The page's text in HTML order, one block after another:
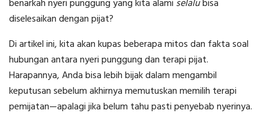
benarkah nyeri punggung yang kita alami selalubisa
diselesaikan dengan pijat?
Di artikel ini, kita akan kupas beberapa mitos dan fakta soal
hubungan antara nyeri punggung dan terapi pijat.
Harapannya, Anda bisa lebih bijak dalam mengambil
keputusan sebelum akhirnya memutuskan memilih terapi
pemijatan—apalagi jika belum tahu pasti penyebab nyerinya.